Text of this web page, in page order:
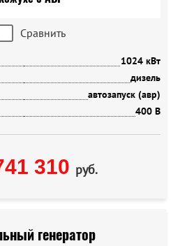
Сравнить
1024 кВт
дизель
автозапуск (авр)
400 В
310 руб.
генератор